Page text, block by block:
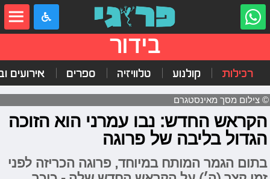
בידור
רכילות קולנוע טלוויזיה ספרים אירועים
© צילום מסך מאינסטגרם
הקראש החדש: נבו עמרני הוא הזוכה
הגדול בליבה של פרוגה
בתום הגמר המותח במיוחד, פרוגה הכריזה לפני